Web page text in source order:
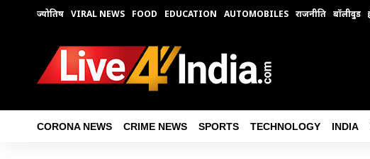
ज्योतिष VIRAL NEWS FOOD EDUCATION AUTOMOBILES राजनीति बॉलीवुड
CORONA NEWS CRIME NEWS SPORTS TECHNOLOGY INDIA